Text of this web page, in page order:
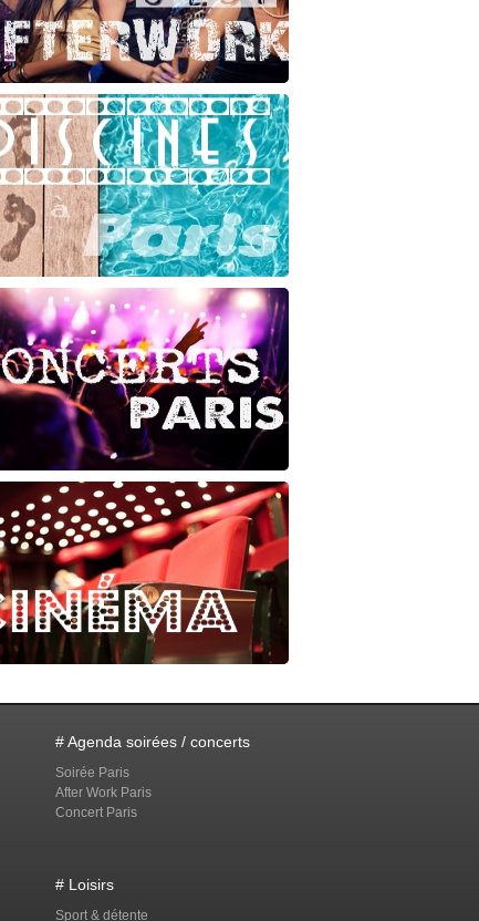
# Agenda soirées / concerts
Soirée Paris
After Work Paris
Concert Paris
# Loisirs
Sport & détente